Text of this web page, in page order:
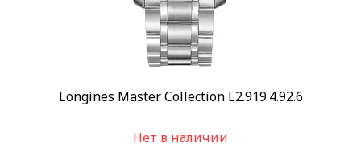
Longines Master Collection L2.919.4.92.6
Нет в наличии